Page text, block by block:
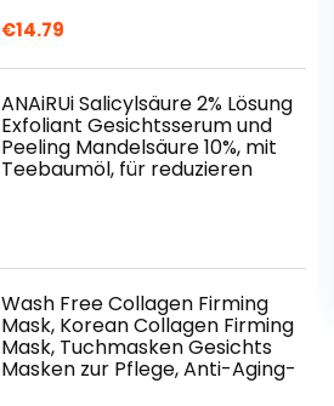
€14.79
ANAiRUi Salicylsäure 2% Lösung
Exfoliant Gesichtsserum und
Peeling Mandelsäure 10%, mit
Teebaumöl, für reduzieren
Wash Free Collagen Firming
Mask, Korean Collagen Firming
Mask, Tuchmasken Gesichts
Masken zur Pflege, Anti-Aging-